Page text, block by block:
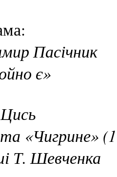
Пасічник
є»
«Чигрине»
Т. Шевченка